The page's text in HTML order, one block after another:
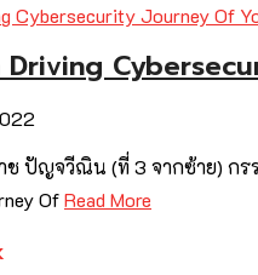
ช ปัญจวีณิน (ที่ 3 จากซ้าย) ก
OfRead More